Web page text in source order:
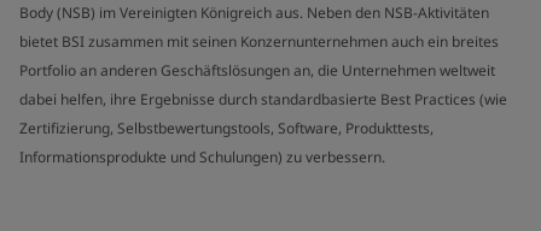
Body (NSB) im Vereinigten Königreich aus. Neben den NSB-Aktivitäten
bietet BSI zusammen mit seinen Konzernunternehmen auch ein breites
Portfolio an anderen Geschäftslösungen an, die Unternehmen weltweit
dabei helfen, ihre Ergebnisse durch standardbasierte Best Practices (wie
Zertifizierung, Selbstbewertungstools, Software, Produkttests,
Informationsprodukte und Schulungen) zu verbessern.